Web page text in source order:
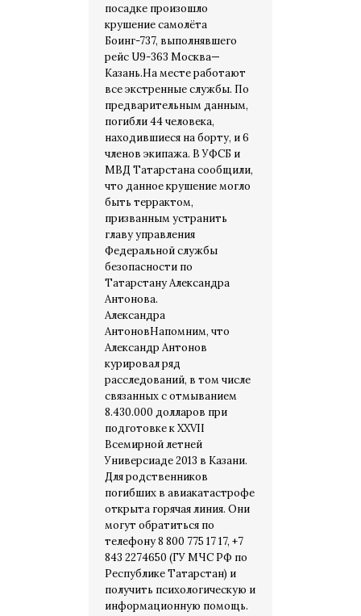
посадке произошло
крушение самолёта
Боинг-737, выполнявшего
рейс U9-363 Москва—
Казань.На месте работают
все экстренные службы. По
предварительным данным,
погибли 44 человека,
находившиеся на борту, и 6
членов экипажа. В УФСБ и
МВД Татарстана сообщили,
что данное крушение могло
быть террактом,
призванным устранить
главу управления
Федеральной службы
безопасности по
Татарстану Александра
Антонова.
Александра
АнтоновНапомним, что
Александр Антонов
курировал ряд
расследований, в том числе
связанных с отмыванием
8.430.000 долларов при
подготовке к XXVII
Всемирной летней
Универсиаде 2013 в Казани.
Для родственников
погибших в авиакатастрофе
открыта горячая линия. Они
могут обратиться по
телефону 8 800 775 17 17, +7
843 2274650 (ГУ МЧС РФ по
Республике Татарстан) и
получить психологическую и
информационную помощь.